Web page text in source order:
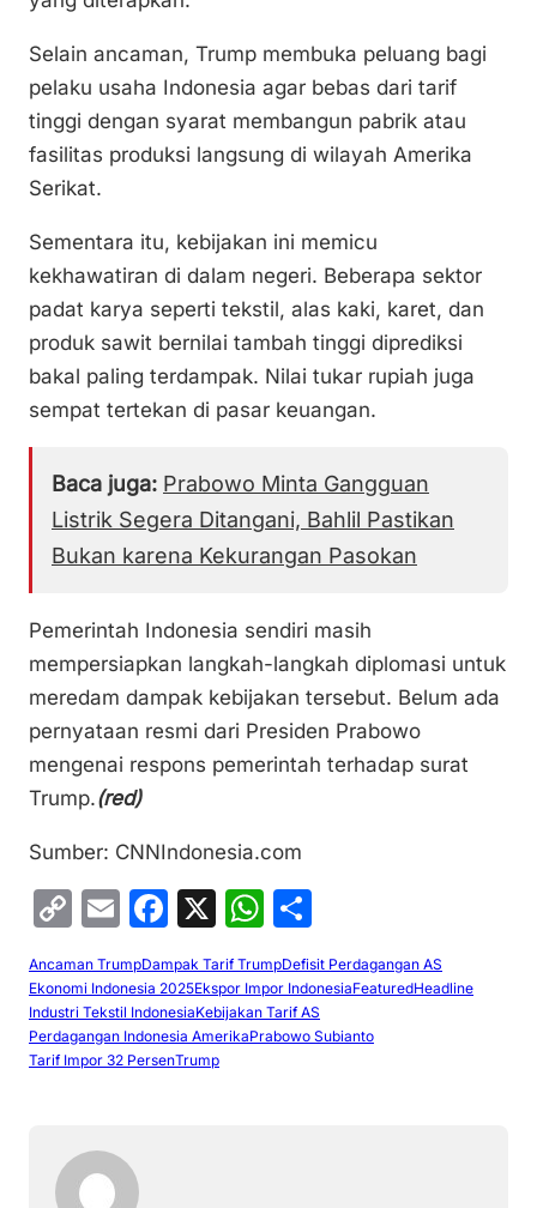
Selain ancaman, Trump membuka peluang bagi
pelaku usaha Indonesia agar bebas dari tarif
tinggi dengan syarat membangun pabrik atau
fasilitas produksi langsung di wilayah Amerika
Serikat.
Sementara itu, kebijakan ini memicu
kekhawatiran di dalam negeri. Beberapa sektor
padat karya seperti tekstil, alas kaki, karet, dan
produk sawit bernilai tambah tinggi diprediksi
bakal paling terdampak. Nilai tukar rupiah juga
sempat tertekan di pasar keuangan.
Baca juga: Prabowo Minta Gangguan
Listrik Segera Ditangani, Bahlil Pastikan
Bukan karena Kekurangan Pasokan
Pemerintah Indonesia sendiri masih
mempersiapkan langkah-langkah diplomasi untuk
meredam dampak kebijakan tersebut. Belum ada
pernyataan resmi dari Presiden Prabowo
mengenai respons pemerintah terhadap surat
Trump.(red)
Sumber: CNNIndonesia.com
C
p
y
Li
E
ai
l
F
c
e
b
X
W
at
s
ar
e
Ancaman TrumpDampak Tarif TrumpDefisit Perdagangan AS
Ekonomi Indonesia 2025Ekspor Impor IndonesiaFeaturedHeadline
Industri Tekstil IndonesiaKebijakan Tarif AS
Perdagangan Indonesia AmerikaPrabowo Subianto
Tarif Impor 32 PersenTrump